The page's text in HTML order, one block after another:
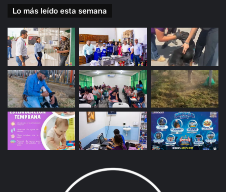
Lo más leído esta semana